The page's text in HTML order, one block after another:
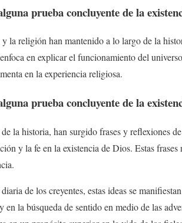
prueba concluyente de la
la religión han mantenido a lo largo de la
en explicar el funcionamiento del
en la experiencia religiosa.
prueba concluyente de la
la historia, han surgido frases y reflexiones
y la fe en la existencia de Dios. Estas
de los creyentes, estas ideas se
en la búsqueda de sentido en medio de las